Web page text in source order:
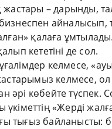
жастары – дарынды,
қалаға ұмтылады.
кететіні де сол.
келмесе,
келмесе,
әрі көбейте түспек.
«Жерді
тығыз байланысты: